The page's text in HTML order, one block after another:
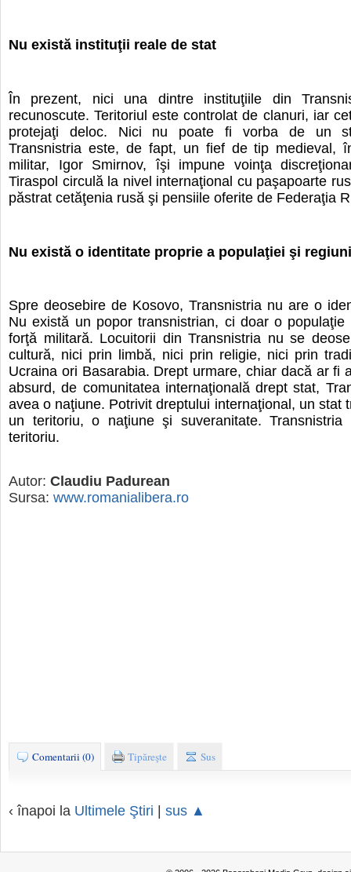
Nu există instituţii reale de stat
În prezent, nici una dintre instituţiile din
recunoscute. Teritoriul este controlat de clanuri, iar
protejaţi deloc. Nici nu poate fi vorba de un
Transnistria este, de fapt, un fief de tip medieval,
militar, Igor Smirnov, îşi impune voinţa
Tiraspol circulă la nivel internaţional cu paşapoarte
păstrat cetăţenia rusă şi pensiile oferite de Federaţia
Nu există o identitate proprie a populaţiei şi
Spre deosebire de Kosovo, Transnistria nu are o
Nu există un popor transnistrian, ci doar o populaţie
forţă militară. Locuitorii din Transnistria nu se
cultură, nici prin limbă, nici prin religie, nici prin
Ucraina ori Basarabia. Drept urmare, chiar dacă ar fi
absurd, de comunitatea internaţională drept stat,
avea o naţiune. Potrivit dreptului internaţional, un stat
un teritoriu, o naţiune şi suveranitate.
teritoriu.
Autor: Claudiu Padurean
Sursa: www.romanialibera.ro
Comentarii (0) Tipăreşte Sus
‹ înapoi la Ultimele Ştiri | sus ▲